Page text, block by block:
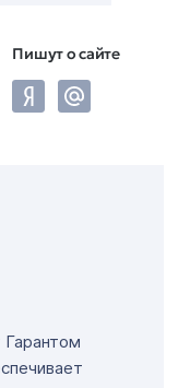
Пишут о сайте
Гарантом